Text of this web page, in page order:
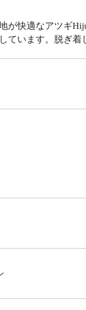
が快適なアツギ
います。脱ぎ着